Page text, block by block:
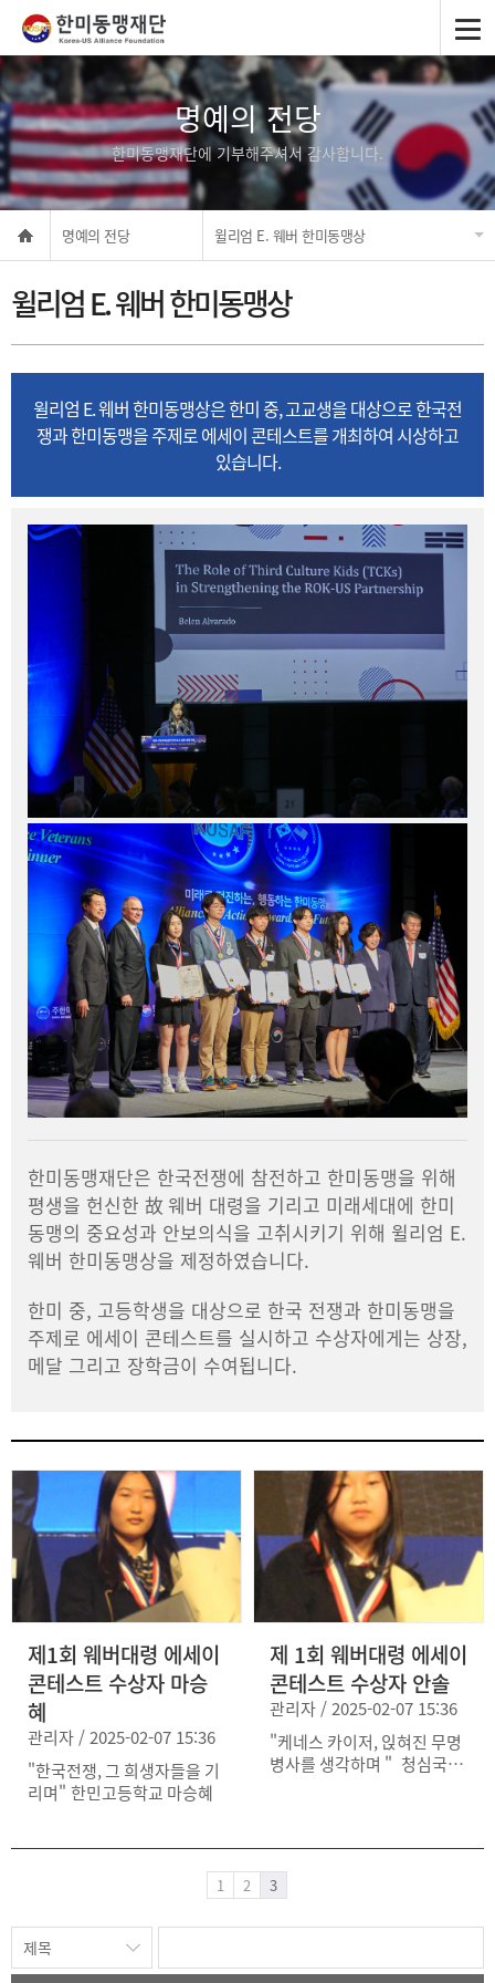
명예의 전당
한미동맹재단에 기부해주셔서 감사합니다.
명예의 전당 윌리엄 E. 웨버 한미동맹상
윌리엄 E. 웨버 한미동맹상
윌리엄 E. 웨버 한미동맹상은 한미 중, 고교생을 대상으로 한국전
쟁과 한미동맹을 주제로 에세이 콘테스트를 개최하여 시상하고
있습니다.
한미동맹재단은 한국전쟁에 참전하고 한미동맹을 위해
평생을 헌신한 故 웨버 대령을 기리고 미래세대에 한미
동맹의 중요성과 안보의식을 고취시키기 위해 윌리엄 E.
웨버 한미동맹상을 제정하였습니다.
한미 중, 고등학생을 대상으로 한국 전쟁과 한미동맹을
주제로 에세이 콘테스트를 실시하고 수상자에게는 상장,
메달 그리고 장학금이 수여됩니다.
제1회 웨버대령 에세이
콘테스트 수상자 마승
혜
관리자 / 2025-02-07 15:36
"한국전쟁, 그 희생자들을 기
리며" 한민고등학교 마승혜
제 1회 웨버대령 에세이
콘테스트 수상자 안솔
관리자 / 2025-02-07 15:36
"케네스 카이저, 읹혀진 무명
병사를 생각하며 " 청심국제
1 2 3